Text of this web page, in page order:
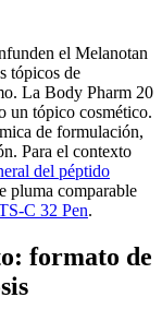
el Melanotan
tópicos de
La Body Pharm 20
un tópico cosmético.
de formulación,
Para el contexto
del péptido
pluma comparable
C 32 Pen.
formato de